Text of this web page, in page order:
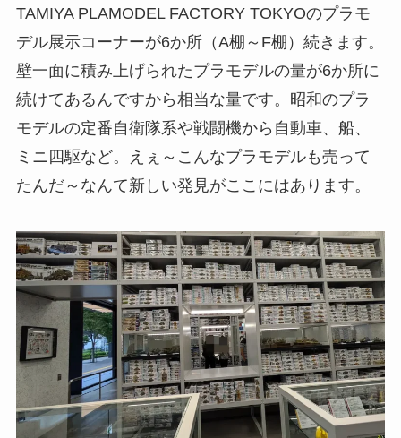
TAMIYA PLAMODEL FACTORY TOKYOのプラモ
デル展示コーナーが6か所（A棚～F棚）続きます。
壁一面に積み上げられたプラモデルの量が6か所に
続けてあるんですから相当な量です。昭和のプラ
モデルの定番自衛隊系や戦闘機から自動車、船、
ミニ四駆など。えぇ～こんなプラモデルも売って
たんだ～なんて新しい発見がここにはあります。